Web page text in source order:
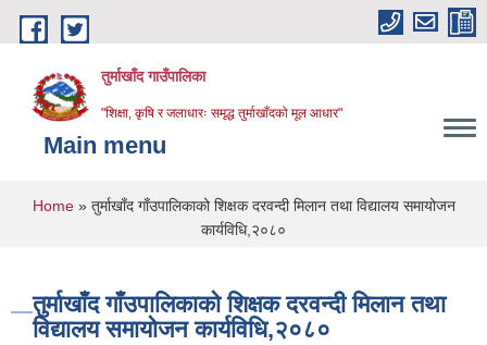
Skip to main content
तुर्माखाँद गाउँपालिका
"शिक्षा, कृषि र जलाधारः समृद्ध तुर्माखाँदको मूल आधार"
Main menu
You are here
Home» तुर्माखाँद गाँउपालिकाको शिक्षक दरवन्दी मिलान तथा विद्यालय समायोजन
कार्यविधि,२०८०
तुर्माखाँद गाँउपालिकाको शिक्षक दरवन्दी मिलान तथा
विद्यालय समायोजन कार्यविधि,२०८०